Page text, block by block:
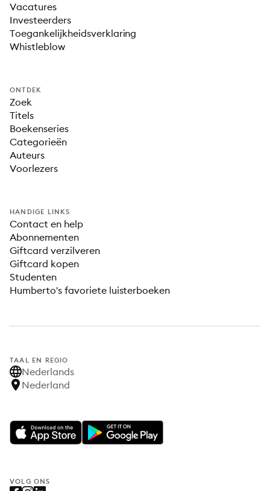
Vacatures
Investeerders
Toegankelijkheidsverklaring
Whistleblow
ONTDEK
Zoek
Titels
Boekenseries
Categorieën
Auteurs
Voorlezers
HANDIGE LINKS
Contact en help
Abonnementen
Giftcard verzilveren
Giftcard kopen
Studenten
Humberto's favoriete luisterboeken
TAAL EN REGIO
Nederlands
Nederland
VOLG ONS